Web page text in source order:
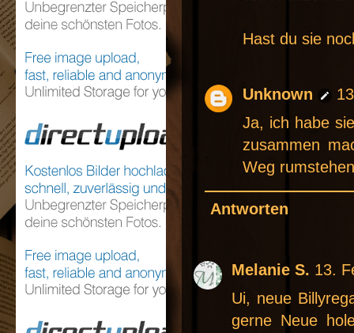
Hast du sie
Unknown
Ja, ich habe
zusammen
Weg
Antworten
Melanie S. 13.
Ui, neue
gerne Neue